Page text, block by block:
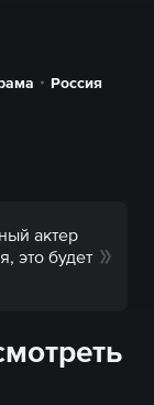
Россия
актер
это будет